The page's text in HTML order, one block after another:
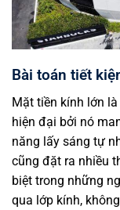
Bài toán tiết
Mặt tiền kính lớn
hiện đại bởi nó
năng lấy sáng tự
cũng đặt ra nhiều
biệt trong những
qua lớp kính,